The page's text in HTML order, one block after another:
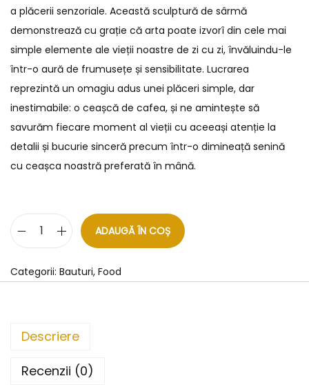
a plăcerii senzoriale. Această sculptură de sârmă
demonstrează cu grație că arta poate izvorî din cele mai
simple elemente ale vieții noastre de zi cu zi, învăluindu-le
într-o aură de frumusețe și sensibilitate. Lucrarea
reprezintă un omagiu adus unei plăceri simple, dar
inestimabile: o ceașcă de cafea, și ne amintește să
savurăm fiecare moment al vieții cu aceeași atenție la
detalii și bucurie sinceră precum într-o dimineață senină
cu ceașca noastră preferată în mână.
ADAUGĂ ÎN COȘ
Categorii: Bauturi, Food
Descriere
Recenzii (0)